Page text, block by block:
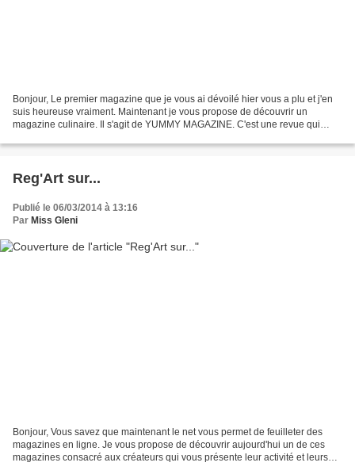
Bonjour, Le premier magazine que je vous ai dévoilé hier vous a plu et j'en
suis heureuse vraiment. Maintenant je vous propose de découvrir un
magazine culinaire. Il s'agit de YUMMY MAGAZINE. C'est une revue qui
Reg'Art sur...
Publié le 06/03/2014 à 13:16
Par Miss Gleni
Bonjour, Vous savez que maintenant le net vous permet de feuilleter des
magazines en ligne. Je vous propose de découvrir aujourd'hui un de ces
magazines consacré aux créateurs qui vous présente leur activité et leurs